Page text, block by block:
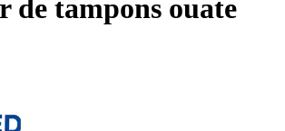
de tampons ouate